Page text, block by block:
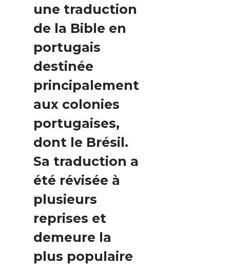
une traduction
de la Bible en
portugais
destinée
principalement
aux colonies
portugaises,
dont le Brésil.
Sa traduction a
été révisée à
plusieurs
reprises et
demeure la
plus populaire